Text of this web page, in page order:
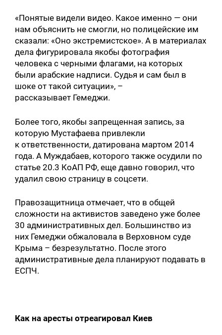
«Понятые видели видео. Какое именно — они
нам объяснить не смогли, но полицейские им
сказали: «Оно экстремистское». А в материалах
дела фигурировала якобы фотография
человека с черными флагами, на которых
были арабские надписи. Судья и сам был в
шоке от такой ситуации», –
рассказывает Гемеджи.
Более того, якобы запрещенная запись, за
которую Мустафаева привлекли
к ответственности, датирована мартом 2014
года. А Муждабаев, которого также осудили по
статье 20.3 КоАП РФ, еще давно говорил, что
удалил свою страницу в соцсети.
Правозащитница отмечает, что в общей
сложности на активистов заведено уже более
30 административных дел. Большинство из
них Гемеджи обжаловала в Верховном суде
Крыма – безрезультатно. После этого
административные дела планируют подавать в
ЕСПЧ.
Как на аресты отреагировал Киев